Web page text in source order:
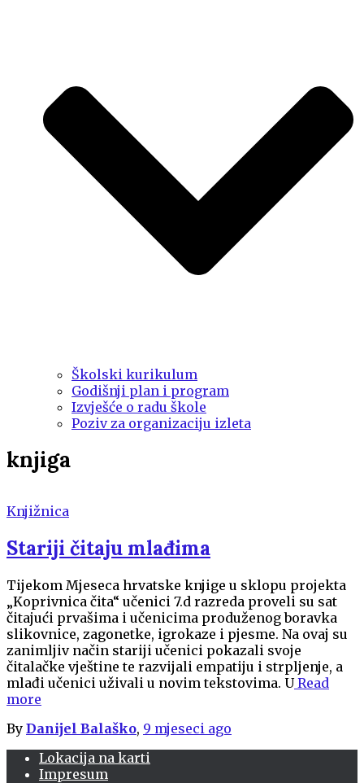
Školski kurikulum
Godišnji plan i program
Izvješće o radu škole
Poziv za organizaciju izleta
knjiga
Knjižnica
Stariji čitaju mlađima
Tijekom Mjeseca hrvatske knjige u sklopu projekta
„Koprivnica čita“ učenici 7.d razreda proveli su sat
čitajući prvašima i učenicima produženog boravka
slikovnice, zagonetke, igrokaze i pjesme. Na ovaj su
zanimljiv način stariji učenici pokazali svoje
čitalačke vještine te razvijali empatiju i strpljenje, a
mlađi učenici uživali u novim tekstovima. URead
more
By Danijel Balaško, 9 mjeseci ago
Lokacija na karti
Impresum